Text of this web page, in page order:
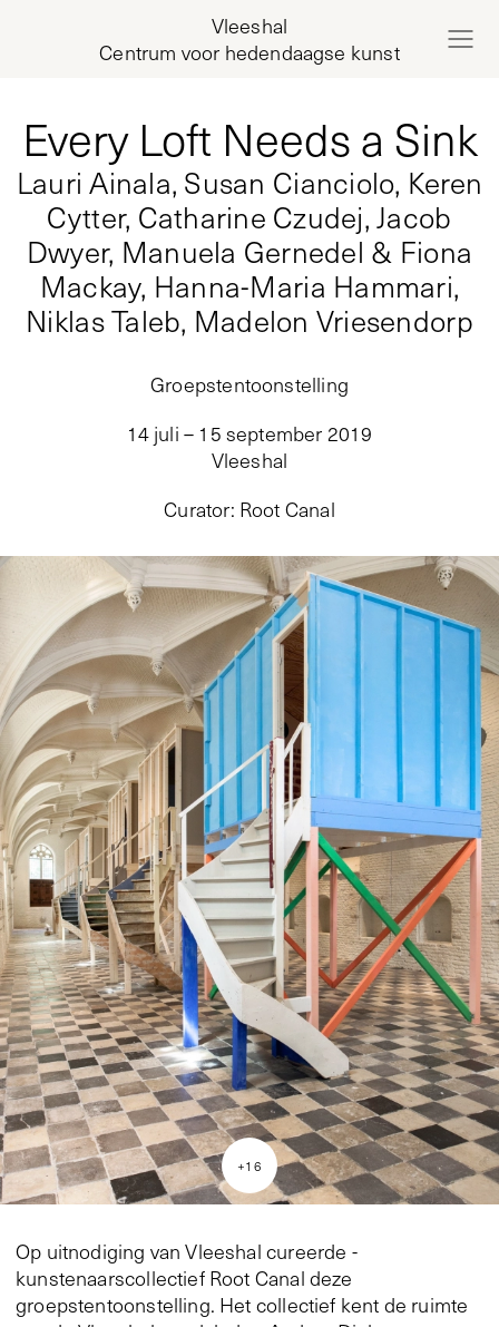
Vleeshal
Centrum voor hedendaagse kunst
Every Loft Needs a Sink
Lauri Ainala, Susan Cianciolo, Keren
Cytter, Catharine Czudej, Jacob
Dwyer, Manuela Gernedel & Fiona
Mackay, Hanna-Maria Hammari,
Niklas Taleb, Madelon Vriesendorp
Groepstentoonstelling
14 juli – 15 september 2019
Vleeshal
Curator: Root Canal
+16
Op uitnodiging van Vleeshal cureerde ­
kunstenaarscollectief Root Canal deze
groepstentoonstelling. Het collectief kent de ruimte